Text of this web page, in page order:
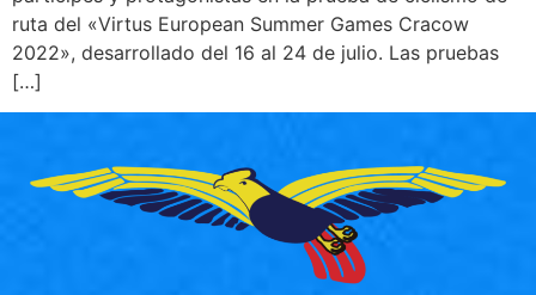
ruta del «Virtus European Summer Games Cracow
2022», desarrollado del 16 al 24 de julio. Las pruebas
[…]